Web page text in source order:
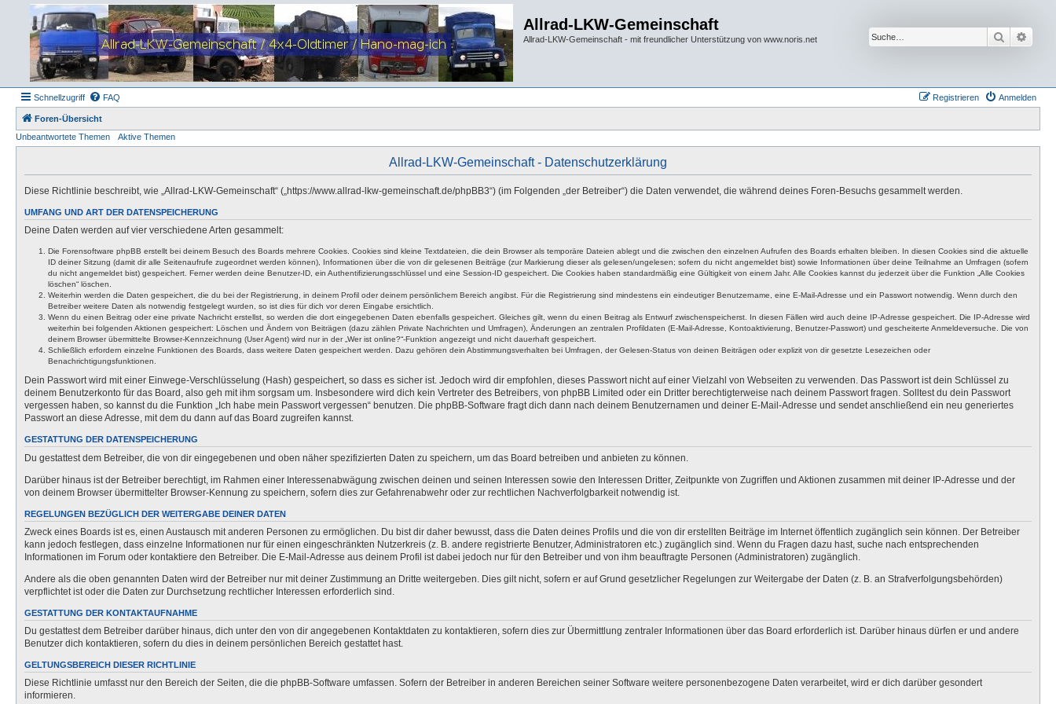
Allrad-LKW-Gemeinschaft
Allrad-LKW-Gemeinschaft - mit freundlicher Unterstützung von www.noris.net Suche
Schnellzugriff FAQ Anmelden
Registrieren
Foren-Übersicht
Unbeantwortete Themen
Aktive Themen
Allrad-LKW-Gemeinschaft - Datenschutzerklärung
Diese Richtlinie beschreibt, wie „Allrad-LKW-Gemeinschaft“ („https://www.allrad-lkw-gemeinschaft.de/phpBB3“) (im Folgenden „der Betreiber“) die Daten verwendet, die während deines Foren-Besuchs gesammelt werden.
UMFANG UND ART DER DATENSPEICHERUNG
Deine Daten werden auf vier verschiedene Arten gesammelt:
Die Forensoftware phpBB erstellt bei deinem Besuch des Boards mehrere Cookies. Cookies sind kleine Textdateien, die dein Browser als temporäre Dateien ablegt und die zwischen den einzelnen Aufrufen des Boards erhalten bleiben. In diesen Cookies sind die aktuelle
ID deiner Sitzung (damit dir alle Seitenaufrufe zugeordnet werden können), Informationen über die von dir gelesenen Beiträge (zur Markierung dieser als gelesen/ungelesen; sofern du nicht angemeldet bist) sowie Informationen über deine Teilnahme an Umfragen (sofern
du nicht angemeldet bist) gespeichert. Ferner werden deine Benutzer-ID, ein Authentifizierungsschlüssel und eine Session-ID gespeichert. Die Cookies haben standardmäßig eine Gültigkeit von einem Jahr. Alle Cookies kannst du jederzeit über die Funktion „Alle Cookies
löschen“ löschen.
Weiterhin werden die Daten gespeichert, die du bei der Registrierung, in deinem Profil oder deinem persönlichem Bereich angibst. Für die Registrierung sind mindestens ein eindeutiger Benutzername, eine E-Mail-Adresse und ein Passwort notwendig. Wenn durch den
Betreiber weitere Daten als notwendig festgelegt wurden, so ist dies für dich vor deren Eingabe ersichtlich.
Wenn du einen Beitrag oder eine private Nachricht erstellst, so werden die dort eingegebenen Daten ebenfalls gespeichert. Gleiches gilt, wenn du einen Beitrag als Entwurf zwischenspeicherst. In diesen Fällen wird auch deine IP-Adresse gespeichert. Die IP-Adresse wird
weiterhin bei folgenden Aktionen gespeichert: Löschen und Ändern von Beiträgen (dazu zählen Private Nachrichten und Umfragen), Änderungen an zentralen Profildaten (E-Mail-Adresse, Kontoaktivierung, Benutzer-Passwort) und gescheiterte Anmeldeversuche. Die von
deinem Browser übermittelte Browser-Kennzeichnung (User Agent) wird nur in der „Wer ist online?“-Funktion angezeigt und nicht dauerhaft gespeichert.
Schließlich erfordern einzelne Funktionen des Boards, dass weitere Daten gespeichert werden. Dazu gehören dein Abstimmungsverhalten bei Umfragen, der Gelesen-Status von deinen Beiträgen oder explizit von dir gesetzte Lesezeichen oder
Benachrichtigungsfunktionen.
Dein Passwort wird mit einer Einwege-Verschlüsselung (Hash) gespeichert, so dass es sicher ist. Jedoch wird dir empfohlen, dieses Passwort nicht auf einer Vielzahl von Webseiten zu verwenden. Das Passwort ist dein Schlüssel zu
deinem Benutzerkonto für das Board, also geh mit ihm sorgsam um. Insbesondere wird dich kein Vertreter des Betreibers, von phpBB Limited oder ein Dritter berechtigterweise nach deinem Passwort fragen. Solltest du dein Passwort
vergessen haben, so kannst du die Funktion „Ich habe mein Passwort vergessen“ benutzen. Die phpBB-Software fragt dich dann nach deinem Benutzernamen und deiner E-Mail-Adresse und sendet anschließend ein neu generiertes
Passwort an diese Adresse, mit dem du dann auf das Board zugreifen kannst.
GESTATTUNG DER DATENSPEICHERUNG
Du gestattest dem Betreiber, die von dir eingegebenen und oben näher spezifizierten Daten zu speichern, um das Board betreiben und anbieten zu können.
Darüber hinaus ist der Betreiber berechtigt, im Rahmen einer Interessenabwägung zwischen deinen und seinen Interessen sowie den Interessen Dritter, Zeitpunkte von Zugriffen und Aktionen zusammen mit deiner IP-Adresse und der
von deinem Browser übermittelter Browser-Kennung zu speichern, sofern dies zur Gefahrenabwehr oder zur rechtlichen Nachverfolgbarkeit notwendig ist.
REGELUNGEN BEZÜGLICH DER WEITERGABE DEINER DATEN
Zweck eines Boards ist es, einen Austausch mit anderen Personen zu ermöglichen. Du bist dir daher bewusst, dass die Daten deines Profils und die von dir erstellten Beiträge im Internet öffentlich zugänglich sein können. Der Betreiber
kann jedoch festlegen, dass einzelne Informationen nur für einen eingeschränkten Nutzerkreis (z. B. andere registrierte Benutzer, Administratoren etc.) zugänglich sind. Wenn du Fragen dazu hast, suche nach entsprechenden
Informationen im Forum oder kontaktiere den Betreiber. Die E-Mail-Adresse aus deinem Profil ist dabei jedoch nur für den Betreiber und von ihm beauftragte Personen (Administratoren) zugänglich.
Andere als die oben genannten Daten wird der Betreiber nur mit deiner Zustimmung an Dritte weitergeben. Dies gilt nicht, sofern er auf Grund gesetzlicher Regelungen zur Weitergabe der Daten (z. B. an Strafverfolgungsbehörden)
verpflichtet ist oder die Daten zur Durchsetzung rechtlicher Interessen erforderlich sind.
GESTATTUNG DER KONTAKTAUFNAHME
Du gestattest dem Betreiber darüber hinaus, dich unter den von dir angegebenen Kontaktdaten zu kontaktieren, sofern dies zur Übermittlung zentraler Informationen über das Board erforderlich ist. Darüber hinaus dürfen er und andere
Benutzer dich kontaktieren, sofern du dies in deinem persönlichen Bereich gestattet hast.
GELTUNGSBEREICH DIESER RICHTLINIE
Diese Richtlinie umfasst nur den Bereich der Seiten, die die phpBB-Software umfassen. Sofern der Betreiber in anderen Bereichen seiner Software weitere personenbezogene Daten verarbeitet, wird er dich darüber gesondert
informieren.